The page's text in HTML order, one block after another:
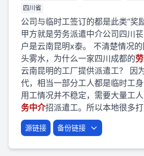
四川省
公司与临时工签订的都是此类“奖
甲方就是劳务派遣中介公司四川
户是云南昆明x泰。 不清楚情况
头雾水，为什么一家四川成都的劳
云南昆明的工厂提供派遣工？ 因
代，相当一部分工人都是临时工
用工情况并不稳定，需要大量工
务中介招派遣工。所以本地很多
源链接 备份链接